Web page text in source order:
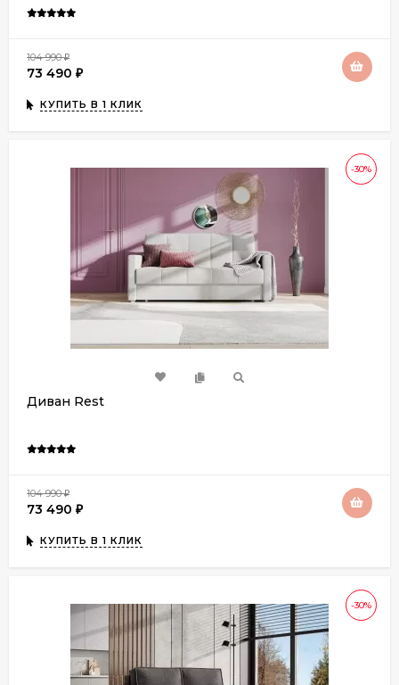
104 990₽
73 490 ₽
КУПИТЬ В 1 КЛИК
-30%
Диван Rest
104 990₽
73 490 ₽
КУПИТЬ В 1 КЛИК
-30%